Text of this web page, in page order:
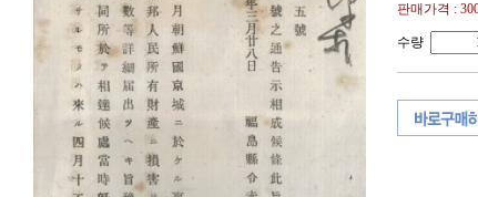
판매가격 :
수량